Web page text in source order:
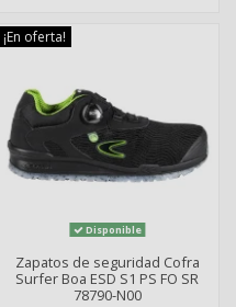
¡En oferta!
Disponible
Zapatos de seguridad Cofra
Surfer Boa ESD S1 PS FO SR
78790-N00